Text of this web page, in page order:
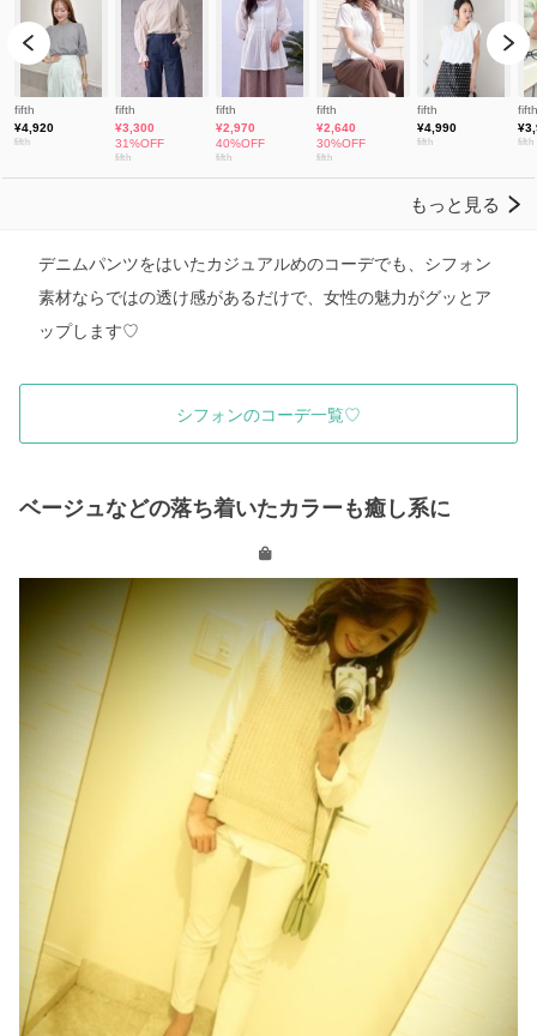
デニムパンツをはいたカジュアルめのコーデでも、シフォン
素材ならではの透け感があるだけで、女性の魅力がグッとア
ップします♡
シフォンのコーデ一覧♡
ベージュなどの落ち着いたカラーも癒し系に